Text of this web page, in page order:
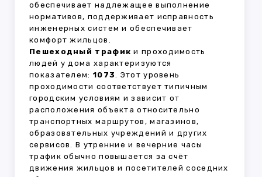
обеспечивает надлежащее выполнение
нормативов, поддерживает исправность
инженерных систем и обеспечивает
комфорт жильцов.
Пешеходный трафик и проходимость
людей у дома характеризуются
показателем: 1073. Этот уровень
проходимости соответствует типичным
городским условиям и зависит от
расположения объекта относительно
транспортных маршрутов, магазинов,
образовательных учреждений и других
сервисов. В утренние и вечерние часы
трафик обычно повышается за счёт
движения жильцов и посетителей соседних